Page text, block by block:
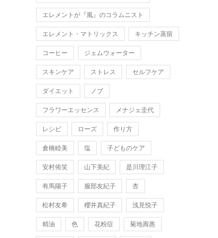
エレメントが『風』のコラムニスト
エレメント・マトリックス キッチン蒸留
コーヒー ジェムウォーター
スキンケア ストレス セルフケア
ダイエット ノブ
フラワーエッセンス メナジェ圭代
レシピ ローズ 作り方
倉橋睦美 塩 子どものケア
安村侑笑 山下美紀 是川理江子
有馬陽子 服部友紀子 杏
松村友希 櫻井真紀子 浅見悦子
精油 色 花粉症 菊地壽惠